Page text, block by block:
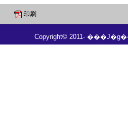
印刷
Copyright© 2011-